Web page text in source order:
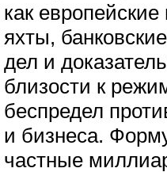
как
яхты,
дел и
близости к
беспредел
и бизнеса.
частные